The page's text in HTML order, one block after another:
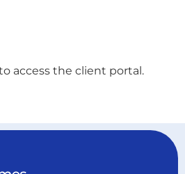
access the client portal.